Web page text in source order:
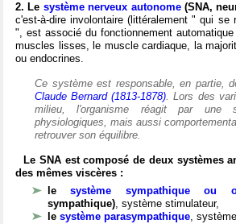
2. Le système nerveux autonome(SNA,
c'est-à-dire involontaire (littéralement " qui se
", est associé du fonctionnement
muscles lisses, le muscle cardiaque, la
ou endocrines.
Ce système est responsable, en partie,
Claude Bernard (1813-1878). Lors des
milieu, l'organisme réagit par une
physiologiques, mais aussi
retrouver son équilibre.
Le SNA est composé de deux systèmes
des mêmes viscères :
lesystème sympathique ou
sympathique), système stimulateur,
le système parasympathique,